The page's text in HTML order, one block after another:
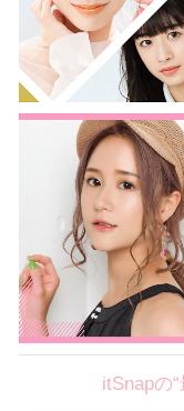
itSnapの